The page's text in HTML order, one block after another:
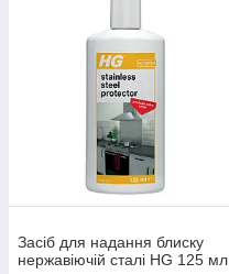
Засіб для надання блиску
нержавіючій сталі HG 125 мл